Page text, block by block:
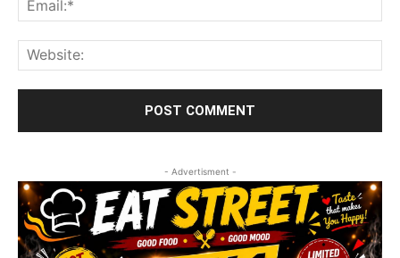
- Advertisment -